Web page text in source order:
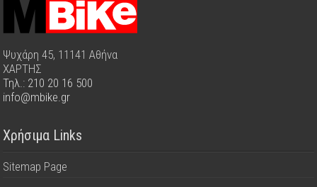
Ψυχάρη 45, 11141 Αθήνα
ΧΑΡΤΗΣ
Τηλ.: 210 20 16 500
info@mbike.gr
Χρήσιμα Links
Sitemap Page